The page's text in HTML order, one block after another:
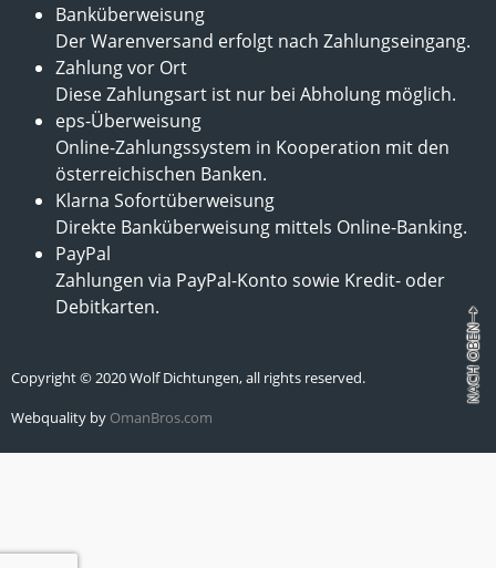
Banküberweisung
Der Warenversand erfolgt nach Zahlungseingang.
Zahlung vor Ort
Diese Zahlungsart ist nur bei Abholung möglich.
eps-Überweisung
Online-Zahlungssystem in Kooperation mit den
österreichischen Banken.
Klarna Sofortüberweisung
Direkte Banküberweisung mittels Online-Banking.
PayPal
Zahlungen via PayPal-Konto sowie Kredit- oder
Debitkarten.
Copyright © 2020 Wolf Dichtungen, all rights reserved.
Webquality by OmanBros.com